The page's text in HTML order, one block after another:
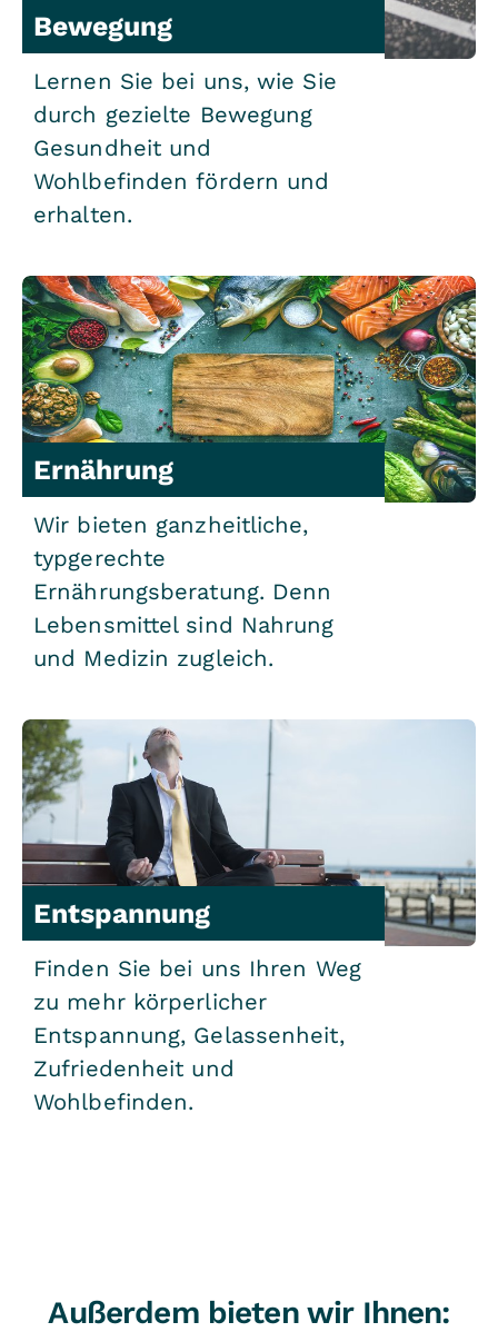
Bewegung
Lernen Sie bei uns, wie Sie
durch gezielte Bewegung
Gesundheit und
Wohlbefinden fördern und
erhalten.
Ernährung
Wir bieten ganzheitliche,
typgerechte
Ernährungsberatung. Denn
Lebensmittel sind Nahrung
und Medizin zugleich.
Entspannung
Finden Sie bei uns Ihren Weg
zu mehr körperlicher
Entspannung, Gelassenheit,
Zufriedenheit und
Wohlbefinden.
Außerdem bieten wir Ihnen: